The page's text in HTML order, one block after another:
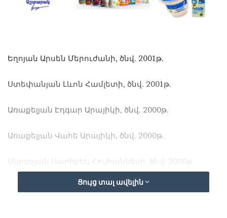
Եղոյան Արսեն Մերուժանի, ծնվ. 2001թ.
Ստեփանյան Լևոն Համլետի, ծնվ. 2001թ.
Առաքելյան Էդգար Արայիկի, ծնվ. 2000թ.
Առաքելյան Վահե Արայիկի, ծնվ. 2000թ.
Մկրտչյան Սարիբեկ Հովհաննեսի, ծնվ. 2000թ.
Բաբայան Սուրեն Հարությունի, ծնվ. 2000թ.
Ցույց տալ ավելին